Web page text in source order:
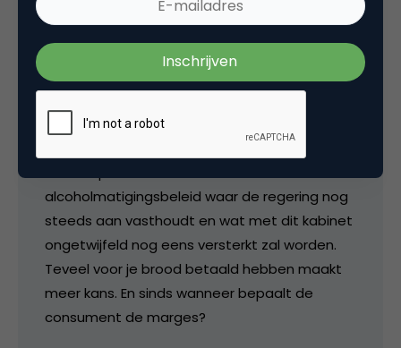
Petra de Boevere
alcoholmatigingsbeleid waar de regering nog
steeds aan vasthoudt en wat met dit kabinet
ongetwijfeld nog eens versterkt zal worden.
Teveel voor je brood betaald hebben maakt
meer kans. En sinds wanneer bepaalt de
consument de marges?